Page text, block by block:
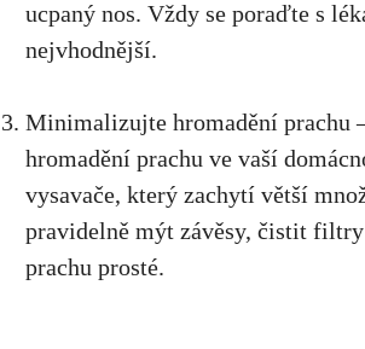
ucpaný nos. Vždy se poraďte ​s
nejvhodnější.
Minimalizujte⁤ hromadění prachu
hromadění prachu⁢ ve⁢ vaší
vysavače, který zachytí větší
pravidelně mýt závěsy, čistit
prachu prosté.